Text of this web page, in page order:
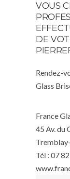
VOUS
DE
Rendez-
Glass
France
45 Av. du
Tél : 07